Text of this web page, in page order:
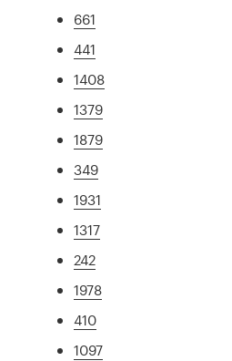
661
441
1408
1379
1879
349
1931
1317
242
1978
410
1097